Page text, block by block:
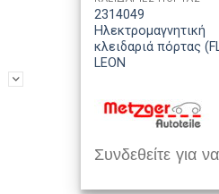
2314049
Ηλεκτρομαγνητική
κλειδαριά πόρτας
LEON
Συνδεθείτε για να